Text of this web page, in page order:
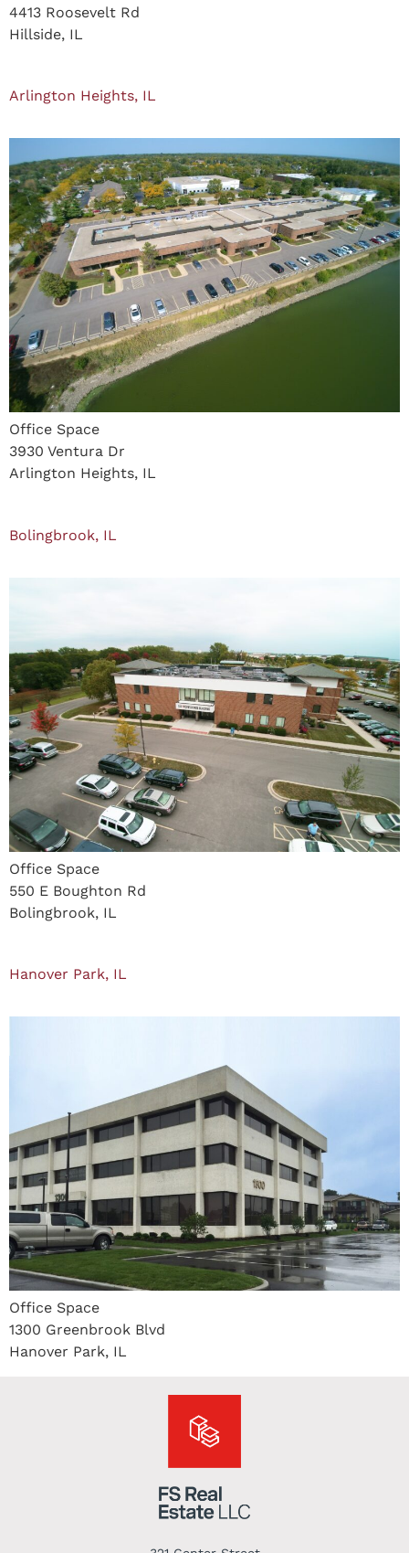
4413 Roosevelt Rd
Hillside, IL
Arlington Heights, IL
Office Space
3930 Ventura Dr
Arlington Heights, IL
Bolingbrook, IL
Office Space
550 E Boughton Rd
Bolingbrook, IL
Hanover Park, IL
Office Space
1300 Greenbrook Blvd
Hanover Park, IL